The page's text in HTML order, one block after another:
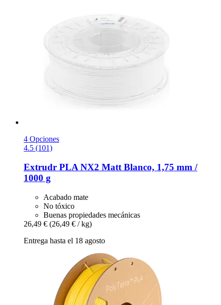
4 Opciones
4.5 (101)
Extrudr PLA NX2 Matt Blanco, 1,75 mm /
1000 g
Acabado mate
No tóxico
Buenas propiedades mecánicas
26,49 € (26,49 € / kg)
Entrega hasta el 18 agosto